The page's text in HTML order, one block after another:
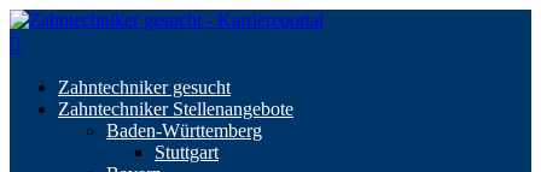
Zahntechniker gesucht
Zahntechniker Stellenangebote
Baden-Württemberg
Stuttgart